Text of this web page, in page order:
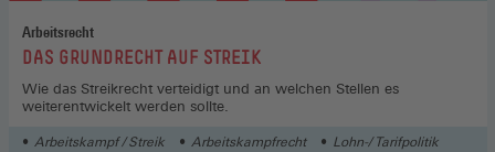
Arbeitsrecht
:DAS GRUNDRECHT AUF STREIK
Wie das Streikrecht verteidigt und an welchen Stellen es
weiterentwickelt werden sollte.
Arbeitskampf / Streik Arbeitskampfrecht Lohn-/ Tarifpolitik